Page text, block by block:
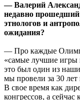
— Валерий
недавно прошедший
этнологов и
ожидания?
— Про каждые
«самые лучшие игры
это был один из
мы провели за 30
В свое время как
конгрессов, а